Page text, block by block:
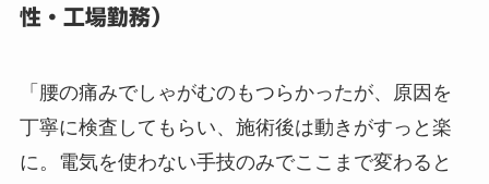
性・工場勤務）
「腰の痛みでしゃがむのもつらかったが、原因を
丁寧に検査してもらい、施術後は動きがすっと楽
に。電気を使わない手技のみでここまで変わると